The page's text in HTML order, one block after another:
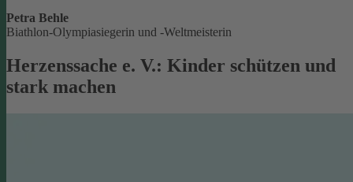
Petra Behle
Biathlon-Olympiasiegerin und -Weltmeisterin
Herzenssache e. V.: Kinder schützen und
stark machen